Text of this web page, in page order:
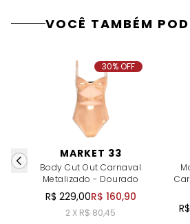
VOCÊ TAMBÉM
MARKET 33
Body Cut Out Carnaval
Metalizado - Dourado
R$ 229,00R$ 160,90
2 X R$ 80,45
30% OFF